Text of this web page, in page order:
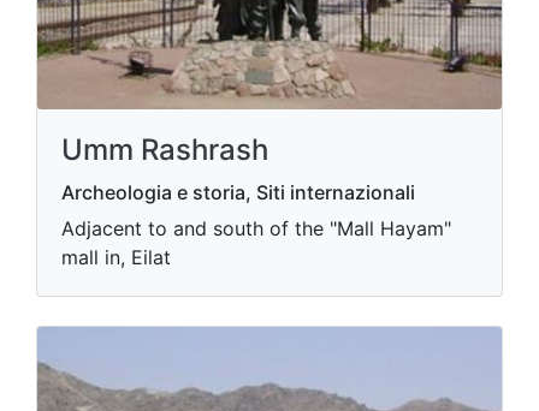
Umm Rashrash
Archeologia e storia, Siti internazionali
Adjacent to and south of the "Mall Hayam"
mall in, Eilat